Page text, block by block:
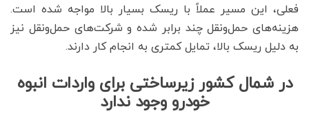
فعلی، این مسیر عملاً با ریسک بسیار بالا مواجه شده است.
هزینه‌های حمل‌ونقل چند برابر شده و شرکت‌های حمل‌ونقل نیز
به دلیل ریسک بالا، تمایل کمتری به انجام کار دارند.
در شمال کشور زیرساختی برای واردات انبوه
خودرو وجود ندارد